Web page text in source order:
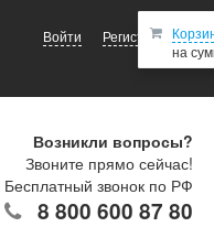
Войти Регистрация
Возникли вопросы?
Звоните прямо сейчас!
Бесплатный звонок по РФ
8 800 600 87 80
на